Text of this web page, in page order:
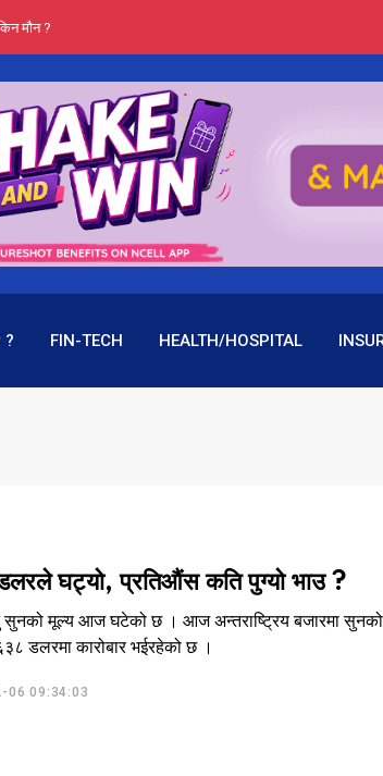
बस्न मिल्दैन
९२ हजार घाटा !
मौन ?
? FIN-TECH HEALTH/HOSPITAL
घट्यो, प्रतिऔंस कति पुग्यो भाउ ?
सुनको मूल्य आज घटेको छ । आज अन्तराष्ट्रिय बजारमा
डलरमा कारोबार भईरहेको छ ।
06 09:34:03